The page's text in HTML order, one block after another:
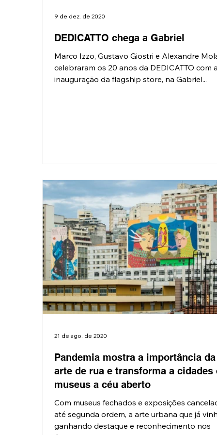
DEDICATTO chega a Gabriel
Marco Izzo, Gustavo Giostri e Alexandre
celebraram os 20 anos da DEDICATTO com a
inauguração da flagship store, na Gabriel...
9 de dez. de 2020
Pandemia mostra a importância da
arte de rua e transforma a cidades
museus a céu aberto
Com museus fechados e exposições
até segunda ordem, a arte urbana que já
ganhando destaque e reconhecimento nos
21 de ago. de 2020